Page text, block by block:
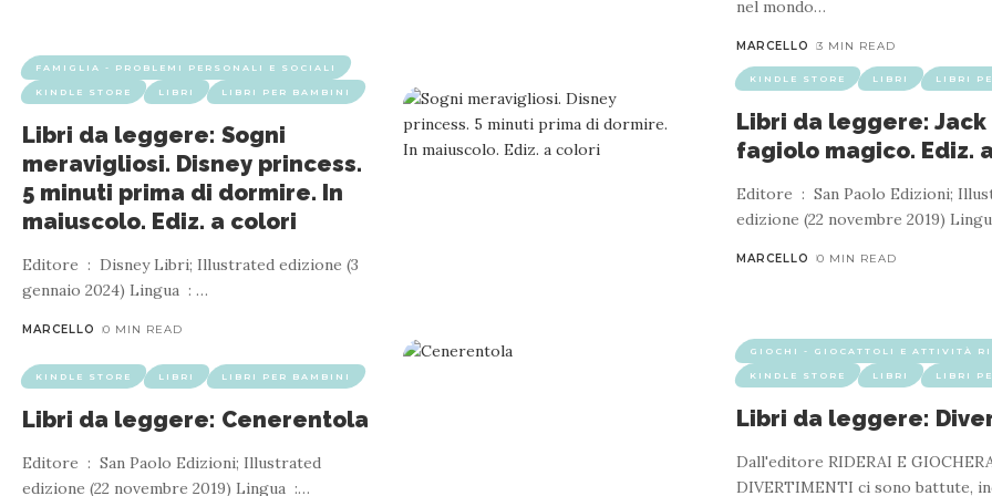
LIBRI LIBRI PER BAMBINI
Libri da leggere: Favole per Bambini 0 – 3 anni: Le più Belle Favole della Buonanotte
Conciliare il Sonno Sereno dei Vostri Bambini.
Conquistate i cuori dei vostri piccoli con "Favole per Bambini 0-3 anni".Un incantevole tesoro di 25 storie avvincenti che non solo
fondamenta dei valori più importanti.Scritte con amore e passione, queste fiabe sono il ponte
nel mondo…
MARCELLO 3 MIN READ
FAMIGLIA - PROBLEMI PERSONALI E SOCIALI
KINDLE STORE LIBRI LIBRI PER BAMBINI
Libri da leggere: Sogni
meravigliosi. Disney princess.
5 minuti prima di dormire. In
maiuscolo. Ediz. a colori
Editore ‏ : ‎ Disney Libri; Illustrated edizione (3
gennaio 2024) Lingua ‏ : ‎ …
MARCELLO 0 MIN READ
KINDLE STORE LIBRI LIBRI
Libri da leggere: Jack
fagiolo magico. Ediz.
Editore ‏ : ‎ San Paolo Edizioni; Illustrated
MARCELLO 0 MIN READ
KINDLE STORE LIBRI LIBRI PER BAMBINI
Libri da leggere: Cenerentola
Editore ‏ : ‎ San Paolo Edizioni; Illustrated
edizione (22 novembre 2019) Lingua ‏ :…
GIOCHI - GIOCATTOLI E ATTIVITÀ
KINDLE STORE LIBRI LIBRI
Libri da leggere:
Dall'editore RIDERAI E
DIVERTIMENTI ci sono battute,